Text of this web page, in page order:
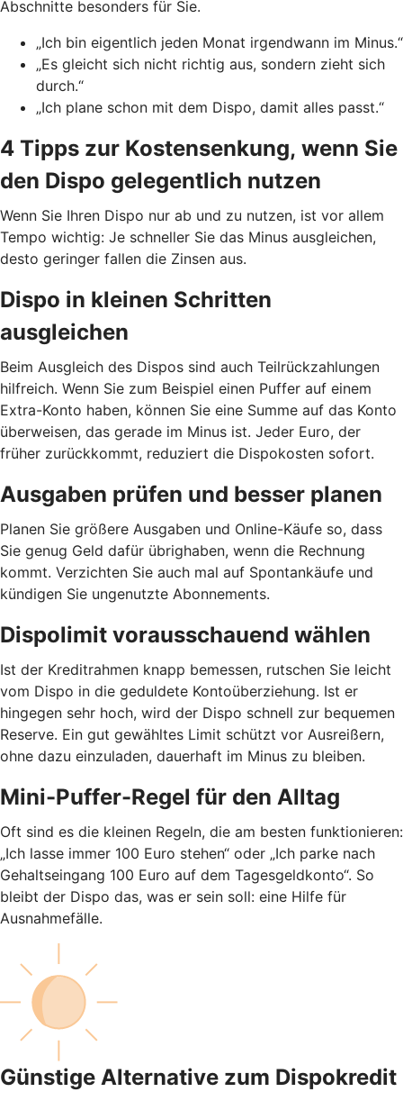
Abschnitte besonders für Sie.
„Ich bin eigentlich jeden Monat irgendwann im Minus.“
„Es gleicht sich nicht richtig aus, sondern zieht sich
durch.“
„Ich plane schon mit dem Dispo, damit alles passt.“
4 Tipps zur Kostensenkung, wenn Sie
den Dispo gelegentlich nutzen
Wenn Sie Ihren Dispo nur ab und zu nutzen, ist vor allem
Tempo wichtig: Je schneller Sie das Minus ausgleichen,
desto geringer fallen die Zinsen aus.
Dispo in kleinen Schritten
ausgleichen
Beim Ausgleich des Dispos sind auch Teilrückzahlungen
hilfreich. Wenn Sie zum Beispiel einen Puffer auf einem
Extra-Konto haben, können Sie eine Summe auf das Konto
überweisen, das gerade im Minus ist. Jeder Euro, der
früher zurückkommt, reduziert die Dispokosten sofort.
Ausgaben prüfen und besser planen
Planen Sie größere Ausgaben und Online-Käufe so, dass
Sie genug Geld dafür übrighaben, wenn die Rechnung
kommt. Verzichten Sie auch mal auf Spontankäufe und
kündigen Sie ungenutzte Abonnements.
Dispolimit vorausschauend wählen
Ist der Kreditrahmen knapp bemessen, rutschen Sie leicht
vom Dispo in die geduldete Kontoüberziehung. Ist er
hingegen sehr hoch, wird der Dispo schnell zur bequemen
Reserve. Ein gut gewähltes Limit schützt vor Ausreißern,
ohne dazu einzuladen, dauerhaft im Minus zu bleiben.
Mini-Puffer-Regel für den Alltag
Oft sind es die kleinen Regeln, die am besten funktionieren:
„Ich lasse immer 100 Euro stehen“ oder „Ich parke nach
Gehaltseingang 100 Euro auf dem Tagesgeldkonto“. So
bleibt der Dispo das, was er sein soll: eine Hilfe für
Ausnahmefälle.
Günstige Alternative zum Dispokredit